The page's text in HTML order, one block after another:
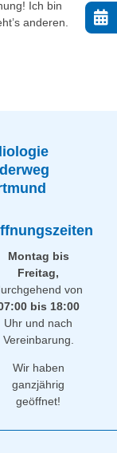
Ich bin
anderen.
Montag bis
Freitag,
von
bis 18:00
Uhr und nach
Vereinbarung.
Wir haben
ganzjährig
geöffnet!